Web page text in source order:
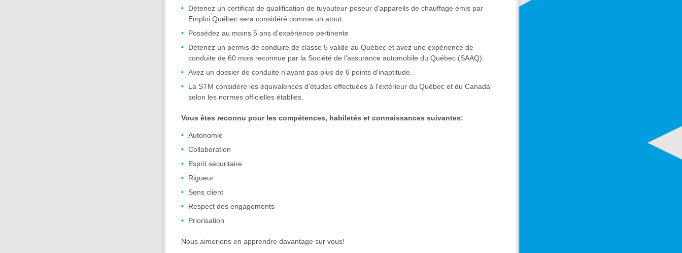
Détenez un certificat de qualification de tuyauteur-poseur d'appareils de chauffage émis par
Emploi Québec sera considéré comme un atout.
Possédez au moins 5 ans d'expérience pertinente
Détenez un permis de conduire de classe 5 valide au Québec et avez une expérience de
conduite de 60 mois reconnue par la Société de l'assurance automobile du Québec (SAAQ).
Avez un dossier de conduite n'ayant pas plus de 6 points d'inaptitude.
La STM considère les équivalences d'études effectuées à l'extérieur du Québec et du Canada
selon les normes officielles établies.
Vous êtes reconnu pour les compétences, habiletés et connaissances suivantes:
Autonomie
Collaboration
Esprit sécuritaire
Rigueur
Sens client
Respect des engagements
Priorisation
Nous aimerions en apprendre davantage sur vous!